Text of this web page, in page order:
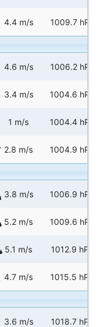
4.4 m/s 1009.7 hPa
4.6 m/s 1006.2 hPa
3.4 m/s 1004.6 hPa
1 m/s 1004.4 hPa
2.8 m/s 1004.9 hPa
3.8 m/s 1006.9 hPa
5.2 m/s 1009.6 hPa
5.1 m/s 1012.9 hPa
4.7 m/s 1015.5 hPa
3.6 m/s 1018.7 hPa